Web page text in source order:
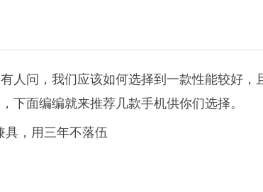
人问，我们应该如何选择到一款性能较好，
下面编编就来推荐几款手机供你们选择。